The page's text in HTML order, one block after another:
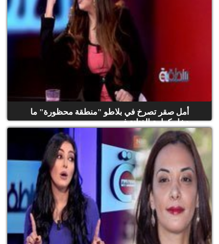
أمل صقر تصرخ في بلاطو "منطقة محظورة" ما
دخل كرامة الفنانة في...